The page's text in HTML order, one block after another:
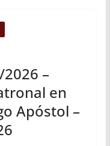
–
en
Apóstol –